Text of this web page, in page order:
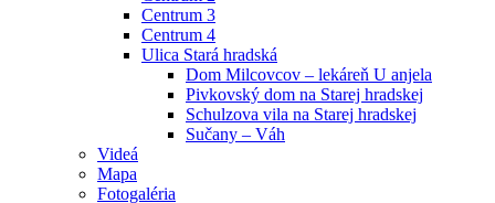
Centrum 3
Centrum 4
Ulica Stará hradská
Dom Milcovcov – lekáreň U anjela
Pivkovský dom na Starej hradskej
Schulzova vila na Starej hradskej
Sučany – Váh
Videá
Mapa
Fotogaléria